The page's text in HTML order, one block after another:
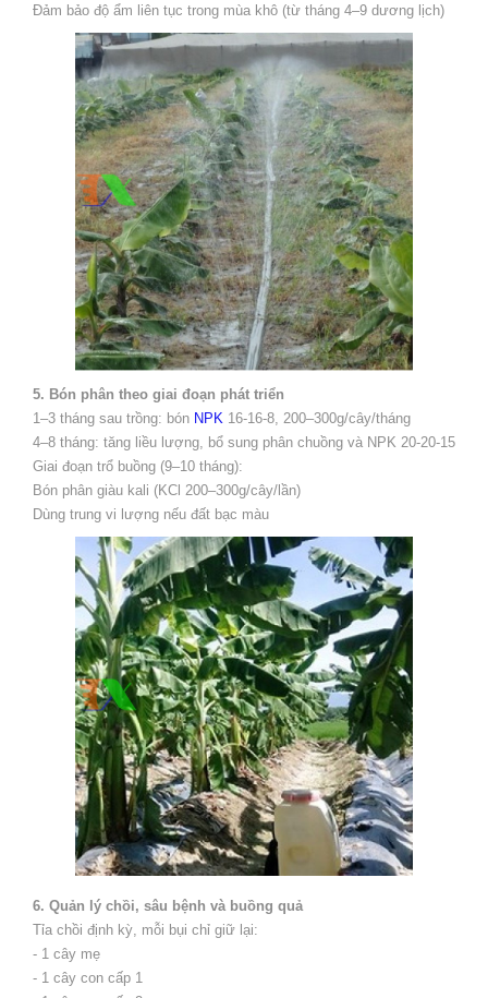
Đảm bảo độ ẩm liên tục trong mùa khô (từ tháng 4–9 dương lịch)
5. Bón phân theo giai đoạn phát triển
1–3 tháng sau trồng: bón NPK 16-16-8, 200–300g/cây/tháng
4–8 tháng: tăng liều lượng, bổ sung phân chuồng và NPK 20-20-15
Giai đoạn trổ buồng (9–10 tháng):
Bón phân giàu kali (KCl 200–300g/cây/lần)
Dùng trung vi lượng nếu đất bạc màu
6. Quản lý chồi, sâu bệnh và buồng quả
Tỉa chồi định kỳ, mỗi bụi chỉ giữ lại:
- 1 cây mẹ
- 1 cây con cấp 1